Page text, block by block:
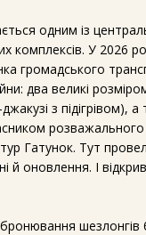
одним із
комплексів. У 2026
громадського
два великі
з підігрівом),
Гатунок. Тут
й оновлення. І
шезлонгів